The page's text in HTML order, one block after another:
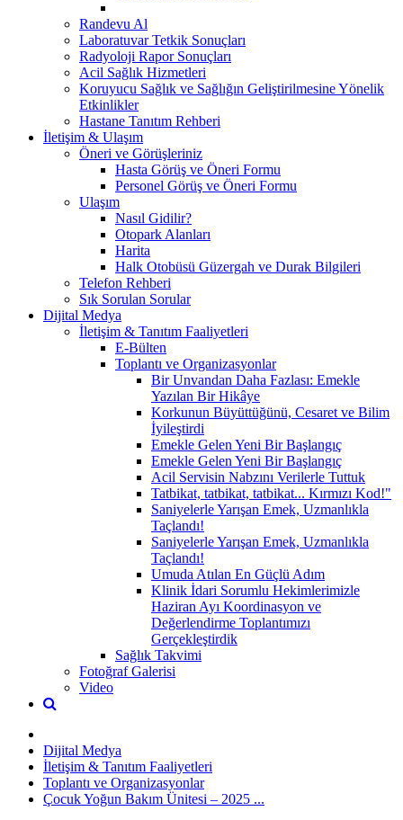
Randevu Al
Laboratuvar Tetkik Sonuçları
Radyoloji Rapor Sonuçları
Acil Sağlık Hizmetleri
Koruyucu Sağlık ve Sağlığın Geliştirilmesine Yönelik
Etkinlikler
Hastane Tanıtım Rehberi
İletişim & Ulaşım
Öneri ve Görüşleriniz
Hasta Görüş ve Öneri Formu
Personel Görüş ve Öneri Formu
Ulaşım
Nasıl Gidilir?
Otopark Alanları
Harita
Halk Otobüsü Güzergah ve Durak Bilgileri
Telefon Rehberi
Sık Sorulan Sorular
Dijital Medya
İletişim & Tanıtım Faaliyetleri
E-Bülten
Toplantı ve Organizasyonlar
Bir Unvandan Daha Fazlası: Emekle
Yazılan Bir Hikâye
Korkunun Büyüttüğünü, Cesaret ve Bilim
İyileştirdi
Emekle Gelen Yeni Bir Başlangıç
Emekle Gelen Yeni Bir Başlangıç
Acil Servisin Nabzını Verilerle Tuttuk
Tatbikat, tatbikat, tatbikat... Kırmızı Kod!"
Saniyelerle Yarışan Emek, Uzmanlıkla
Taçlandı!
Saniyelerle Yarışan Emek, Uzmanlıkla
Taçlandı!
Umuda Atılan En Güçlü Adım
Klinik İdari Sorumlu Hekimlerimizle
Haziran Ayı Koordinasyon ve
Değerlendirme Toplantımızı
Gerçekleştirdik
Sağlık Takvimi
Fotoğraf Galerisi
Video
Dijital Medya
İletişim & Tanıtım Faaliyetleri
Toplantı ve Organizasyonlar
Çocuk Yoğun Bakım Ünitesi – 2025 ...